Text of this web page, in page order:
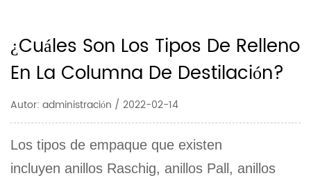
¿Cuáles Son Los Tipos De Relleno
En La Columna De Destilación?
Autor: administración / 2022-02-14
Los tipos de empaque que existen
incluyen anillos Raschig, anillos Pall, anillos